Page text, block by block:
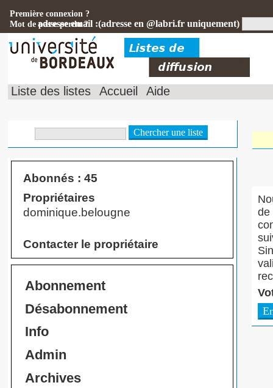
adresse email :(adresse en @labri.fr uniquement)
Première connexion ?
Mot de passe perdu ?
Liste des listes Accueil Aide
Abonnés : 45
Propriétaires
dominique.belougne
Contacter le propriétaire
Abonnement
Désabonnement
Info
Admin
Archives
de